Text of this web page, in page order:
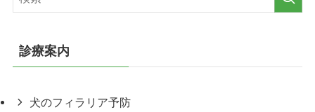
診療案内
犬のフィラリア予防